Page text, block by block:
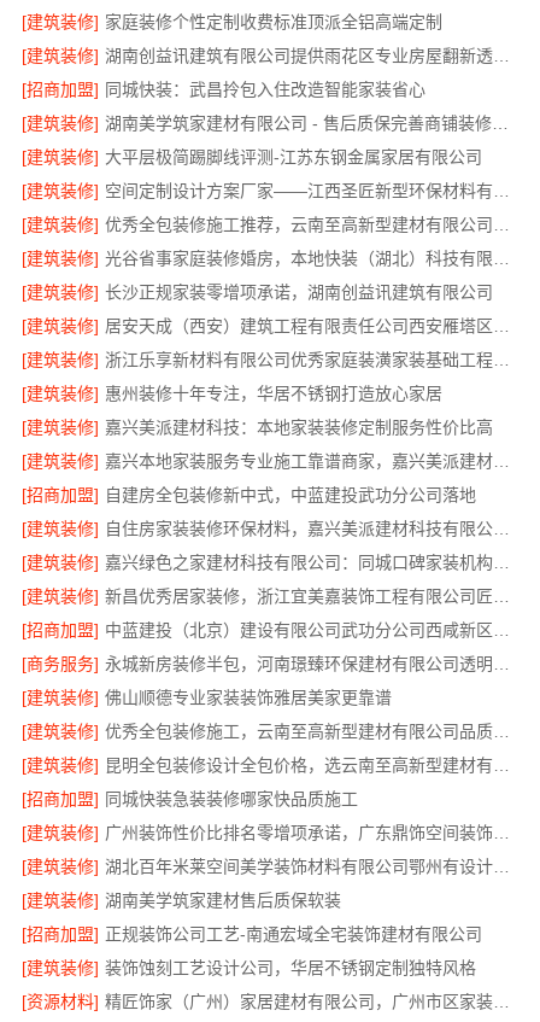
[建筑装修] 家庭装修个性定制收费标准顶派全铝高端定制
[建筑装修]
湖南创益讯建筑有限公司提供雨花区专业房屋翻新透明化施工
[招商加盟] 同城快装：武昌拎包入住改造智能家装省心
[建筑装修]
湖南美学筑家建材有限公司 - 售后质保完善商铺装修值得信赖
[建筑装修] 大平层极简踢脚线评测-江苏东钢金属家居有限公司
[建筑装修]
[建筑装修]
[建筑装修]
[建筑装修] 长沙正规家装零增项承诺，湖南创益讯建筑有限公司
[建筑装修]
[建筑装修]
浙江乐享新材料有限公司优秀家庭装潢家装基础工程施工案例
[建筑装修] 惠州装修十年专注，华居不锈钢打造放心家居
[建筑装修] 嘉兴美派建材科技：本地家装装修定制服务性价比高
[建筑装修]
嘉兴本地家装服务专业施工靠谱商家，嘉兴美派建材科技有限公司自有班组
[招商加盟] 自建房全包装修新中式，中蓝建投武功分公司落地
[建筑装修]
自住房家装装修环保材料，嘉兴美派建材科技有限公司绿色建材优选
[建筑装修]
[建筑装修]
[招商加盟]
[商务服务]
[建筑装修] 佛山顺德专业家装装饰雅居美家更靠谱
[建筑装修]
优秀全包装修施工，云南至高新型建材有限公司品质保证
[建筑装修]
[招商加盟] 同城快装急装装修哪家快品质施工
[建筑装修]
广州装饰性价比排名零增项承诺，广东鼎饰空间装饰工程有限公司
[建筑装修]
湖北百年米莱空间美学装饰材料有限公司鄂州有设计感装修实景案例
[建筑装修] 湖南美学筑家建材售后质保软装
[招商加盟] 正规装饰公司工艺-南通宏域全宅装饰建材有限公司
[建筑装修] 装饰蚀刻工艺设计公司，华居不锈钢定制独特风格
[资源材料]
精匠饰家（广州）家居建材有限公司，广州市区家装装修多少钱新房